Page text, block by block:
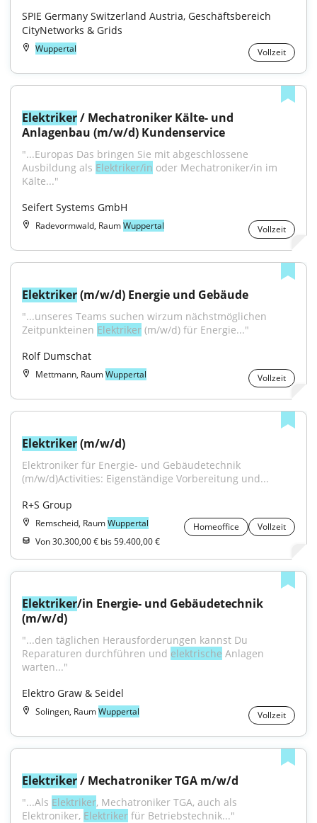
SPIE Germany Switzerland Austria, Geschäftsbereich
CityNetworks & Grids
Wuppertal Vollzeit
Elektriker / Mechatroniker Kälte- und
Anlagenbau (m/w/d) Kundenservice
"...Europas Das bringen Sie mit abgeschlossene
Ausbildung als Elektriker/in oder Mechatroniker/in im
Kälte..."
Seifert Systems GmbH
Radevormwald, RaumWuppertal Vollzeit
Elektriker (m/w/d) Energie und Gebäude
"...unseres Teams suchen wirzum nächstmöglichen
Zeitpunkteinen Elektriker (m/w/d) für Energie..."
Rolf Dumschat
Mettmann, RaumWuppertal Vollzeit
Elektriker (m/w/d)
Elektroniker für Energie- und Gebäudetechnik
(m/w/d)Activities: Eigenständige Vorbereitung und...
R+S Group
Remscheid, RaumWuppertal Homeoffice
Vollzeit
Von 30.300,00 € bis 59.400,00 €
Elektriker/in Energie- und Gebäudetechnik
(m/w/d)
"...den täglichen Herausforderungen kannst Du
Reparaturen durchführen und elektrische Anlagen
warten..."
Elektro Graw & Seidel
Solingen, RaumWuppertal Vollzeit
Elektriker / Mechatroniker TGA m/w/d
"...Als Elektriker, Mechatroniker TGA, auch als
Elektroniker, Elektriker für Betriebstechnik..."